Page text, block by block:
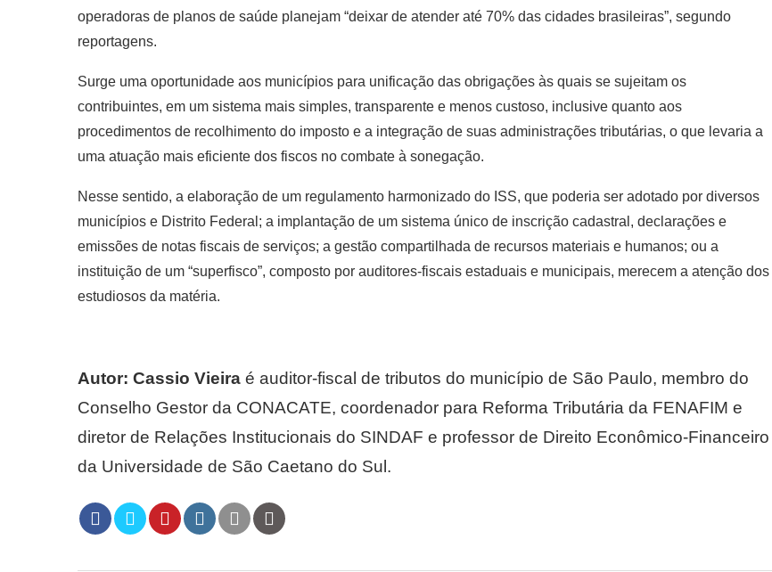
operadoras de planos de saúde planejam “deixar de atender até 70% das cidades brasileiras”, segundo
reportagens.
Surge uma oportunidade aos municípios para unificação das obrigações às quais se sujeitam os
contribuintes, em um sistema mais simples, transparente e menos custoso, inclusive quanto aos
procedimentos de recolhimento do imposto e a integração de suas administrações tributárias, o que levaria a
uma atuação mais eficiente dos fiscos no combate à sonegação.
Nesse sentido, a elaboração de um regulamento harmonizado do ISS, que poderia ser adotado por diversos
municípios e Distrito Federal; a implantação de um sistema único de inscrição cadastral, declarações e
emissões de notas fiscais de serviços; a gestão compartilhada de recursos materiais e humanos; ou a
instituição de um “superfisco”, composto por auditores-fiscais estaduais e municipais, merecem a atenção dos
estudiosos da matéria.
Autor: Cassio Vieira é auditor-fiscal de tributos do município de São Paulo, membro do
Conselho Gestor da CONACATE, coordenador para Reforma Tributária da FENAFIM e
diretor de Relações Institucionais do SINDAF e professor de Direito Econômico-Financeiro
da Universidade de São Caetano do Sul.